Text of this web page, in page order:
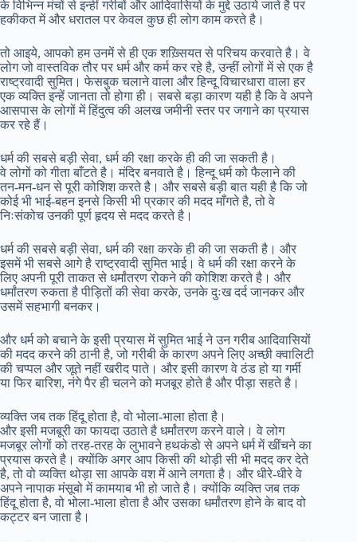
के विभिन्न मंचों से इन्हीं गरीबों और आदिवासियों के मुद्दे उठाये जाते है पर
हकीकत में और धरातल पर केवल कुछ ही लोग काम करते है।
तो आइये, आपको हम उनमें से ही एक शख़्सियत से परिचय करवाते है। वे
लोग जो वास्तविक तौर पर धर्म और कर्म कर रहे है, उन्हीं लोगों में से एक है
राष्ट्रवादी सुमित। फेसबुक चलाने वाला और हिन्दू विचारधारा वाला हर
एक व्यक्ति इन्हें जानता तो होगा ही। सबसे बड़ा कारण यही है कि वे अपने
आसपास के लोगों में हिंदुत्व की अलख जमीनी स्तर पर जगाने का प्रयास
कर रहे हैं।
धर्म की सबसे बड़ी सेवा, धर्म की रक्षा करके ही की जा सकती है।
वे लोगों को गीता बाँटते है। मंदिर बनवाते है। हिन्दू धर्म को फैलाने की
तन-मन-धन से पूरी कोशिश करते है। और सबसे बड़ी बात यही है कि जो
कोई भी भाई-बहन इनसे किसी भी प्रकार की मदद माँगते है, तो वे
निःसंकोच उनकी पूर्ण हृदय से मदद करते है।
धर्म की सबसे बड़ी सेवा, धर्म की रक्षा करके ही की जा सकती है। और
इसमें भी सबसे आगे है राष्ट्रवादी सुमित भाई। वे धर्म की रक्षा करने के
लिए अपनी पूरी ताकत से धर्मांतरण रोकने की कोशिश करते है। और
धर्मांतरण रुकता है पीड़ितों की सेवा करके, उनके दुःख दर्द जानकर और
उसमें सहभागी बनकर।
और धर्म को बचाने के इसी प्रयास में सुमित भाई ने उन गरीब आदिवासियों
की मदद करने की ठानी है, जो गरीबी के कारण अपने लिए अच्छी क्वालिटी
की चप्पल और जूते नहीं खरीद पाते। और इसी कारण वे ठंड हो या गर्मी
या फिर बारिश, नंगे पैर ही चलने को मजबूर होते है और पीड़ा सहते है।
व्यक्ति जब तक हिंदू होता है, वो भोला-भाला होता है।
और इसी मजबूरी का फायदा उठाते है धर्मांतरण करने वाले। वे लोग
मजबूर लोगों को तरह-तरह के लुभावने हथकंडो से अपने धर्म में खींचने का
प्रयास करते है। क्योंकि अगर आप किसी की थोड़ी सी भी मदद कर देते
है, तो वो व्यक्ति थोड़ा सा आपके वश में आने लगता है। और धीरे-धीरे वे
अपने नापाक मंसूबो में कामयाब भी हो जाते है। क्योंकि व्यक्ति जब तक
हिंदू होता है, वो भोला-भाला होता है और उसका धर्मांतरण होने के बाद वो
कट्टर बन जाता है।